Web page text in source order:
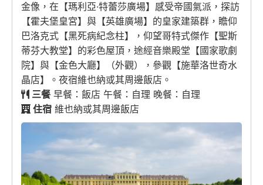
金像，在【瑪利亞·特蕾莎廣場】感受帝國氣派，探訪
【霍夫堡皇宮】與【英雄廣場】的皇家建築群，瞻仰
巴洛克式【黑死病紀念柱】，仰望哥特式傑作【聖斯
蒂芬大教堂】的彩色屋頂，途經音樂殿堂【國家歌劇
院】與【金色大廳】（外觀），參觀【施華洛世奇水
晶店】。夜宿維也納或其周邊飯店。
三餐早餐：飯店 午餐：自理 晚餐：自理
住宿 維也納或其周邊飯店